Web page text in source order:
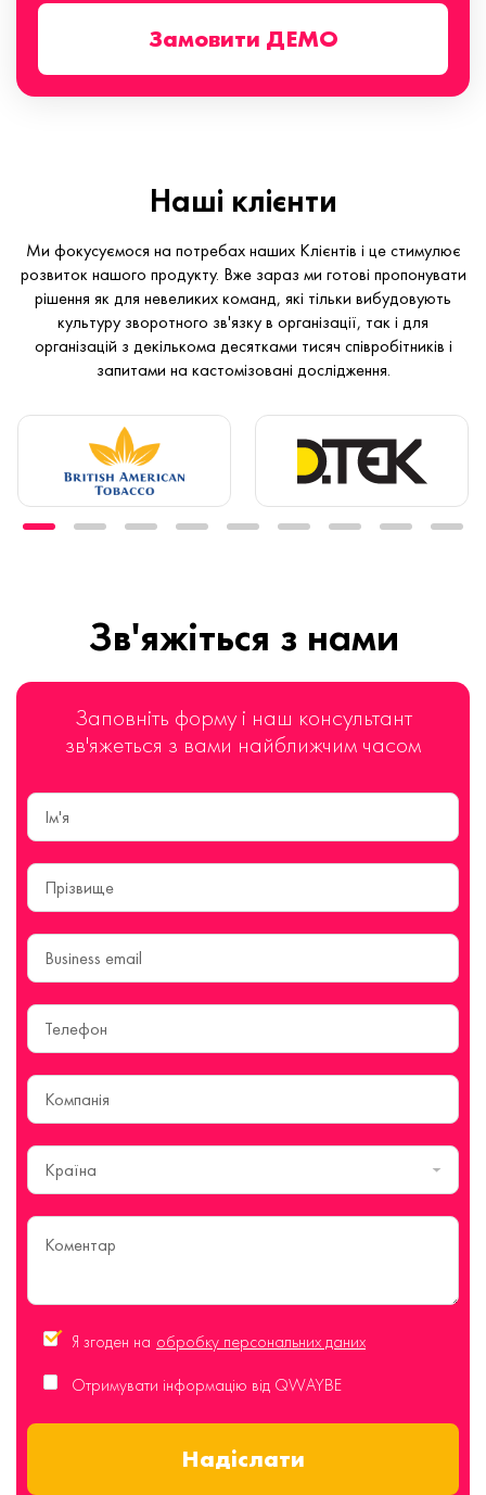
Замовити ДЕМО
Наші клієнти
Ми фокусуємося на потребах наших Клієнтів і це стимулює
розвиток нашого продукту. Вже зараз ми готові пропонувати
рішення як для невеликих команд, які тільки вибудовують
культуру зворотного зв'язку в організації, так і для
організацій з декількома десятками тисяч співробітників і
запитами на кастомізовані дослідження.
Зв'яжіться з нами
Заповніть форму і наш консультант
зв'яжеться з вами найближчим часом
Країна
Я згоден на обробку персональних даних
Отримувати інформацію від QWAYBE
Надіслати